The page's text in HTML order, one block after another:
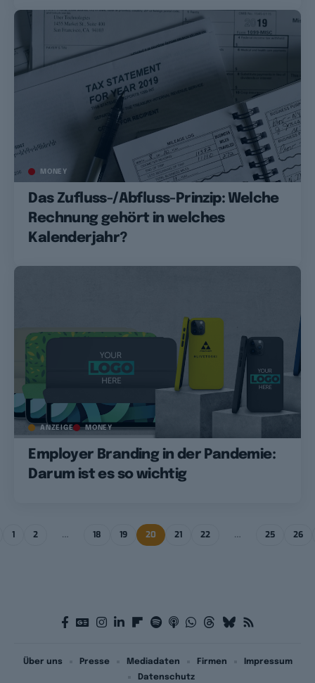
MONEY
Das Zufluss-/Abfluss-Prinzip: Welche
Rechnung gehört in welches
Kalenderjahr?
ANZEIGE MONEY
Employer Branding in der Pandemie:
Darum ist es so wichtig
1 2 … 18 19 20 21 22 … 25 26
Über uns Presse Mediadaten Firmen
Impressum
Datenschutz